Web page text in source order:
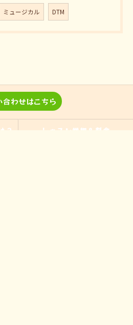
ミュージカル DTM
合わせはこちら
？ レッスン詳細＆料金